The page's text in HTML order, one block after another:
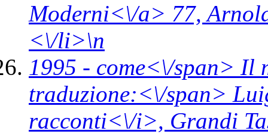
Moderni<\/a> 77,
<\/li>\n
1995 - come<\/span> Il
traduzione:<\/span>
racconti<\/i>, Grandi